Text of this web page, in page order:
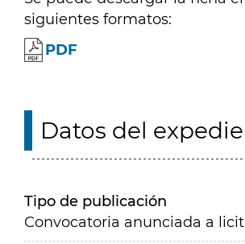
siguientes formatos:
PDF
Datos del
Tipo de publicación
Convocatoria anunciada a